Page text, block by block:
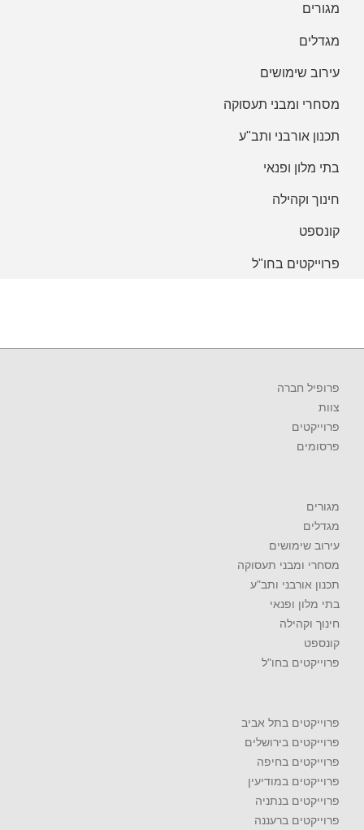
מגורים
מגדלים
עירוב שימושים
מסחרי ומבני תעסוקה
תכנון אורבני ותב"ע
בתי מלון ופנאי
חינוך וקהילה
קונספט
פרוייקטים בחו"ל
פרופיל חברה
צוות
פרוייקטים
פרסומים
מגורים
מגדלים
עירוב שימושים
מסחרי ומבני תעסוקה
תכנון אורבני ותב"ע
בתי מלון ופנאי
חינוך וקהילה
קונספט
פרוייקטים בחו"ל
פרוייקטים בתל אביב
פרוייקטים בירושלים
פרוייקטים בחיפה
פרוייקטים במודיעין
פרוייקטים בנתניה
פרוייקטים ברעננה